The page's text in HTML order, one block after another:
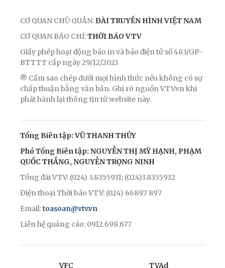
CƠ QUAN CHỦ QUẢN:ĐÀI TRUYỀN HÌNH VIỆT NAM
CƠ QUAN BÁO CHÍ:THỜI BÁO VTV
Giấy phép hoạt động báo in và báo điện tử số 483/GP-
BTTTT cấp ngày 29/12/2023
® Cấm sao chép dưới mọi hình thức nếu không có sự
chấp thuận bằng văn bản. Ghi rõ nguồn VTV.vn khi
phát hành lại thông tin từ website này.
Tổng Biên tập: VŨ THANH THỦY
Phó Tổng Biên tập: NGUYỄN THỊ MỸ HẠNH, PHẠM
QUỐC THẮNG, NGUYỄN TRỌNG NINH
Tổng đài VTV: (024) 3.8355931; (024)3.8355932
Điện thoại Thời báo VTV: (024) 66897 897
Email:toasoan@vtv.vn
Liên hệ quảng cáo: 0912.698.677
VFC TVAd